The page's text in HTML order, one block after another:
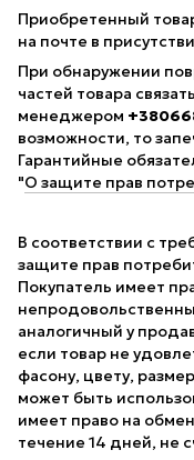
Приобретенный
на почте в
При обнаружении
частей товара
менеджером
возможности, то
Гарантийные
"О защите прав
В соответствии с
защите прав
Покупатель имеет
аналогичный у
если товар не
фасону, цвету,
может быть
имеет право на
течение 14 дней, не